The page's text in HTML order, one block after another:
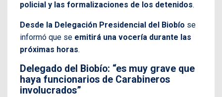
policial y las formalizaciones de los detenidos.
Desde la Delegación Presidencial del Biobío se
informó que se emitirá una vocería durante las
próximas horas.
Delegado del Biobío: “es muy grave que
haya funcionarios de Carabineros
involucrados”